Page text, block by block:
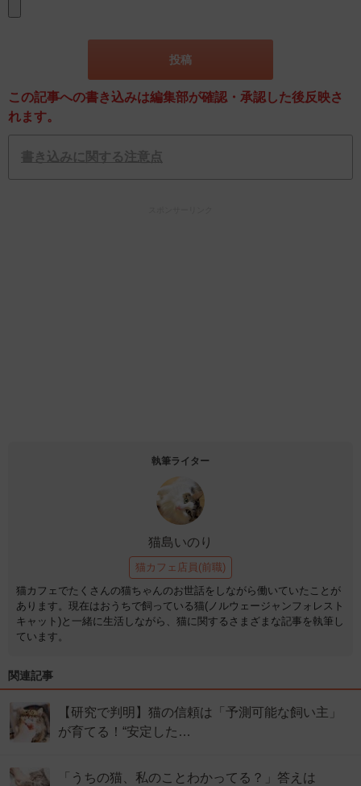
この記事への書き込みは編集部が確認・承認した後反映さ
れます。
書き込みに関する注意点
執筆ライター
猫島いのり
猫カフェ店員(前職)
猫カフェでたくさんの猫ちゃんのお世話をしながら働いていたことが
あります。現在はおうちで飼っている猫(ノルウェージャンフォレスト
キャット)と一緒に生活しながら、猫に関するさまざまな記事を執筆し
ています。
関連記事
【研究で判明】猫の信頼は「予測可能な飼い主」
が育てる！“安定した…
「うちの猫、私のことわかってる？」答えは